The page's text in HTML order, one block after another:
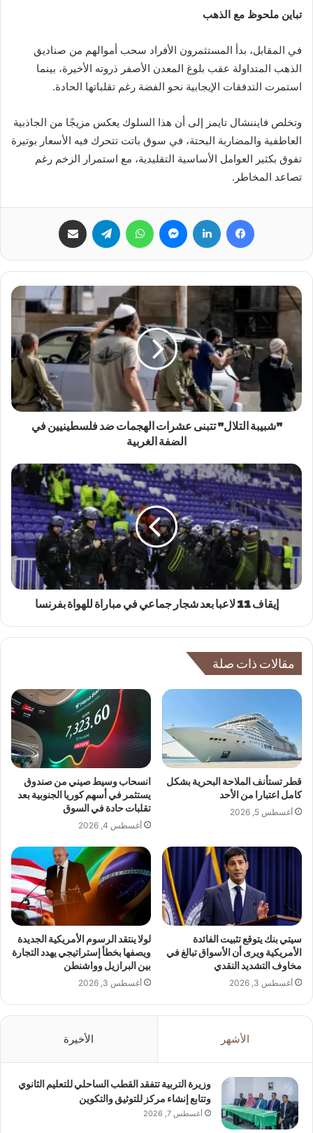
تباين ملحوظ مع الذهب
في المقابل، بدأ المستثمرون الأفراد سحب أموالهم من صناديق
الذهب المتداولة عقب بلوغ المعدن الأصفر ذروته الأخيرة، بينما
استمرت التدفقات الإيجابية نحو الفضة رغم تقلباتها الحادة.
وتخلص فايننشال تايمز إلى أن هذا السلوك يعكس مزيجًا من الجاذبية
العاطفية والمضاربة البحتة، في سوق باتت تتحرك فيه الأسعار بوتيرة
تفوق بكثير العوامل الأساسية التقليدية، مع استمرار الزخم رغم
تصاعد المخاطر.
فيسبوك لينكدإن ماسنجر واتساب تيلقرام
"شبيبة التلال" تتبنى عشرات الهجمات ضد فلسطينيين في
الضفة الغربية
إيقاف 11 لاعبا بعد شجار جماعي في مباراة للهواة بفرنسا
مقالات ذات صلة
قطر تستأنف الملاحة البحرية بشكل
كامل اعتبارا من الأحد
أغسطس 5, 2026
انسحاب وسيط صيني من صندوق
يستثمر في أسهم كوريا الجنوبية بعد
تقلبات حادة في السوق
أغسطس 4, 2026
سيتي بنك يتوقع تثبيت الفائدة
الأمريكية ويرى أن الأسواق تبالغ في
مخاوف التشديد النقدي
أغسطس 3, 2026
لولا ينتقد الرسوم الأمريكية الجديدة
ويصفها بخطأ إستراتيجي يهدد التجارة
بين البرازيل وواشنطن
أغسطس 3, 2026
الأشهر الأخيرة
وزيرة التربية تتفقد القطب الساحلي للتعليم الثانوي
وتتابع إنشاء مركز للتوثيق والتكوين
أغسطس 7, 2026